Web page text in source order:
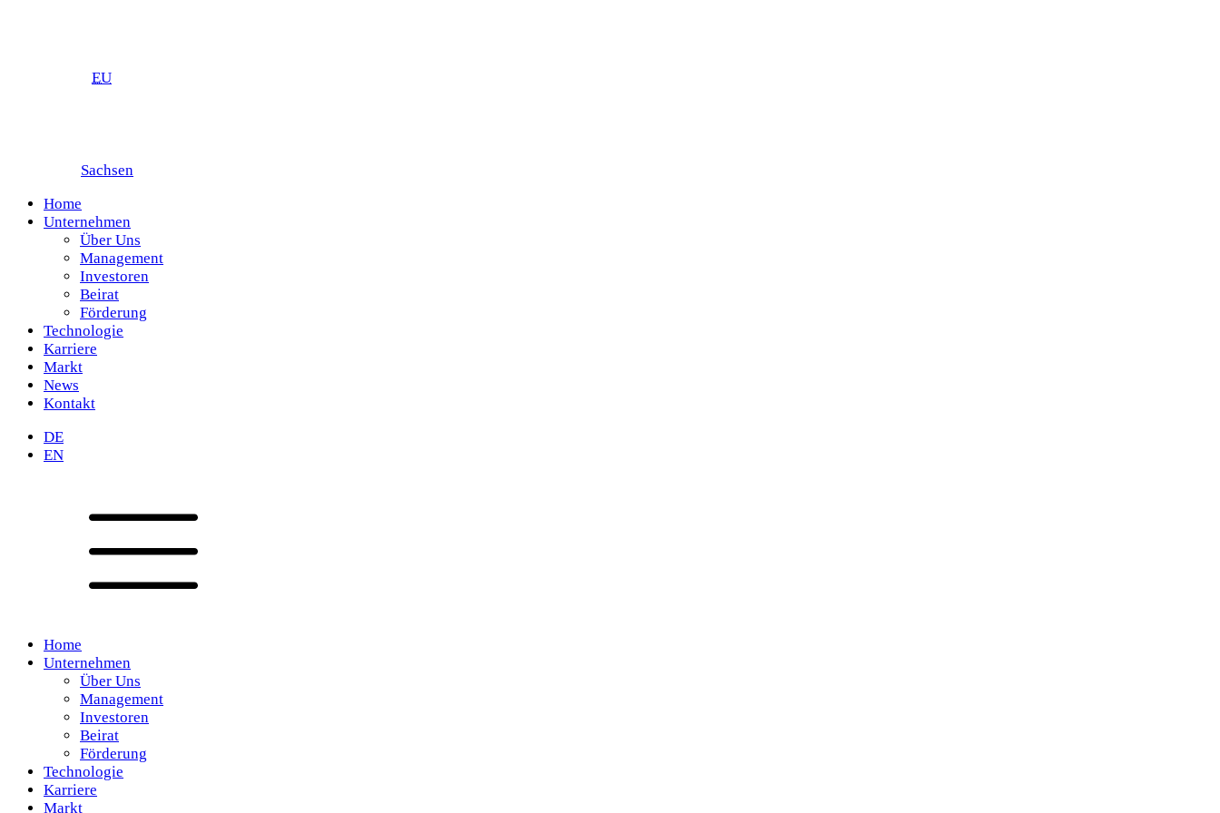
EU
Sachsen
Home
Unternehmen
Über Uns
Management
Investoren
Beirat
Förderung
Technologie
Karriere
Markt
News
Kontakt
DE
EN
Home
Unternehmen
Über Uns
Management
Investoren
Beirat
Förderung
Technologie
Karriere
Markt